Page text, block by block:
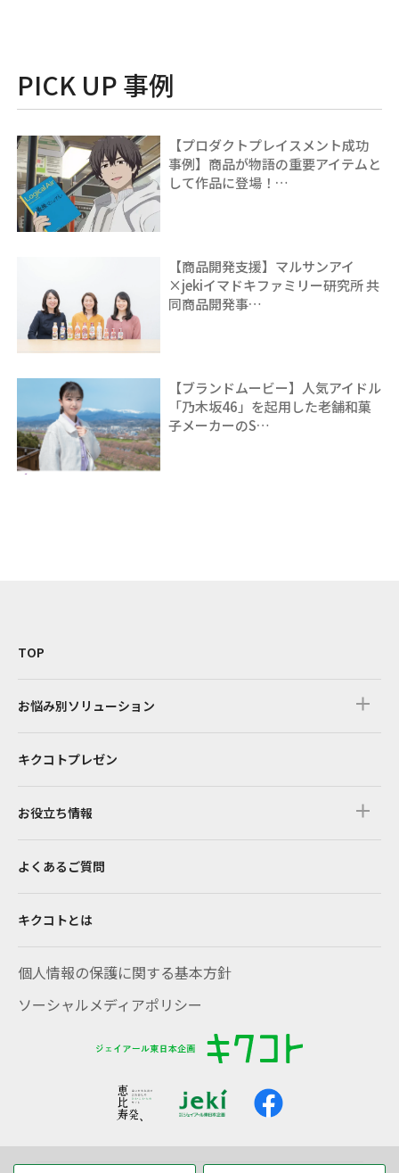
PICK UP 事例
【プロダクトプレイスメント成功
事例】商品が物語の重要アイテムと
して作品に登場！…
【商品開発支援】マルサンアイ
×jekiイマドキファミリー研究所 共
同商品開発事…
【ブランドムービー】人気アイドル
「乃木坂46」を起用した老舗和菓
子メーカーのS…
TOP
お悩み別ソリューション
キクコトプレゼン
お役立ち情報
よくあるご質問
キクコトとは
個人情報の保護に関する基本方針
ソーシャルメディアポリシー